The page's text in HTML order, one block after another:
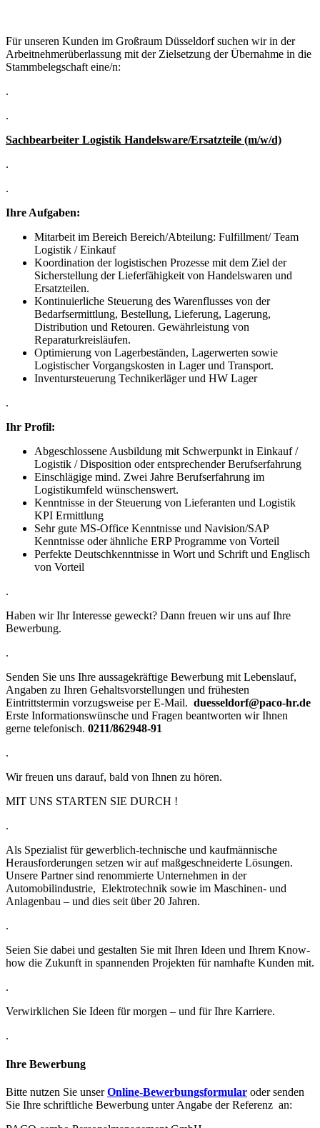
Für unseren Kunden im Großraum Düsseldorf suchen wir in der
Arbeitnehmerüberlassung mit der Zielsetzung der Übernahme in die
Stammbelegschaft eine/n:
.
.
Sachbearbeiter Logistik Handelsware/Ersatzteile (m/w/d)
.
.
Ihre Aufgaben:
Mitarbeit im Bereich Bereich/Abteilung: Fulfillment/ Team
Logistik / Einkauf
Koordination der logistischen Prozesse mit dem Ziel der
Sicherstellung der Lieferfähigkeit von Handelswaren und
Ersatzteilen.
Kontinuierliche Steuerung des Warenflusses von der
Bedarfsermittlung, Bestellung, Lieferung, Lagerung,
Distribution und Retouren. Gewährleistung von
Reparaturkreisläufen.
Optimierung von Lagerbeständen, Lagerwerten sowie
Logistischer Vorgangskosten in Lager und Transport.
Inventursteuerung Technikerläger und HW Lager
.
Ihr Profil:
Abgeschlossene Ausbildung mit Schwerpunkt in Einkauf /
Logistik / Disposition oder entsprechender Berufserfahrung
Einschlägige mind. Zwei Jahre Berufserfahrung im
Logistikumfeld wünschenswert.
Kenntnisse in der Steuerung von Lieferanten und Logistik
KPI Ermittlung
Sehr gute MS-Office Kenntnisse und Navision/SAP
Kenntnisse oder ähnliche ERP Programme von Vorteil
Perfekte Deutschkenntnisse in Wort und Schrift und Englisch
von Vorteil
.
Haben wir Ihr Interesse geweckt? Dann freuen wir uns auf Ihre
Bewerbung.
.
Senden Sie uns Ihre aussagekräftige Bewerbung mit Lebenslauf,
Angaben zu Ihren Gehaltsvorstellungen und frühesten
Eintrittstermin vorzugsweise per E-Mail. duesseldorf@paco-hr.de
Erste Informationswünsche und Fragen beantworten wir Ihnen
gerne telefonisch. 0211/862948-91
.
Wir freuen uns darauf, bald von Ihnen zu hören.
MIT UNS STARTEN SIE DURCH !
.
Als Spezialist für gewerblich-technische und kaufmännische
Herausforderungen setzen wir auf maßgeschneiderte Lösungen.
Unsere Partner sind renommierte Unternehmen in der
Automobilindustrie, Elektrotechnik sowie im Maschinen- und
Anlagenbau – und dies seit über 20 Jahren.
.
Seien Sie dabei und gestalten Sie mit Ihren Ideen und Ihrem Know-
how die Zukunft in spannenden Projekten für namhafte Kunden mit.
.
Verwirklichen Sie Ideen für morgen – und für Ihre Karriere.
.
Ihre Bewerbung
Bitte nutzen Sie unserOnline-Bewerbungsformular oder senden
Sie Ihre schriftliche Bewerbung unter Angabe der Referenz an: